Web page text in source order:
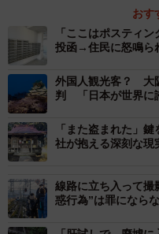
ー廃墟であっても、勝手
のでしょうか？
その建物がどのような「
法律が変わります。
施錠されており、警備員
ど、所有者が事実上管理
れば、無断で入り込むこ
たります。
おす
「ここはポスティ
投函→住民に怒鳴ら
外国人観光客？ 大
判 「日本が世界に
「また盗まれた」
社が抱える深刻な現
線路に立ち入って
惑行為”は罪になら